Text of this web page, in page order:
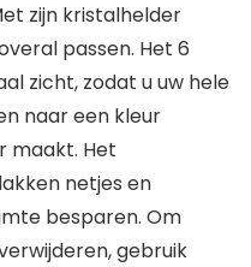
zijn kristalhelder
passen. Het 6
zicht, zodat u uw hele
naar een kleur
maakt. Het
netjes en
besparen. Om
gebruik